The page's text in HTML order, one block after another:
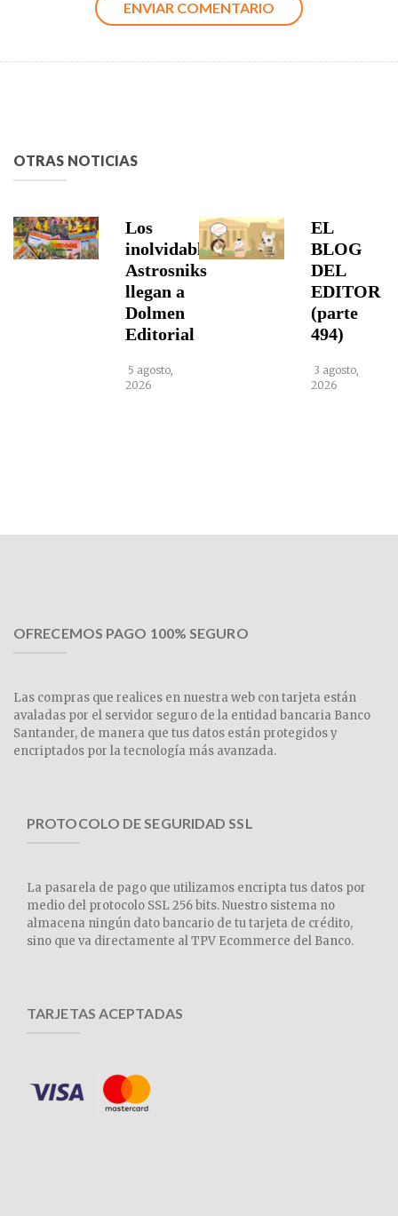
OTRAS NOTICIAS
Los
inolvidables
Astrosniks
llegan a
Dolmen
Editorial
5 agosto,
2026
EL
BLOG
DEL
EDITOR
(parte
494)
3 agosto,
2026
OFRECEMOS PAGO 100% SEGURO
Las compras que realices en nuestra web con tarjeta están
avaladas por el servidor seguro de la entidad bancaria Banco
Santander, de manera que tus datos están protegidos y
encriptados por la tecnología más avanzada.
PROTOCOLO DE SEGURIDAD SSL
La pasarela de pago que utilizamos encripta tus datos por
medio del protocolo SSL 256 bits. Nuestro sistema no
almacena ningún dato bancario de tu tarjeta de crédito,
sino que va directamente al TPV Ecommerce del Banco.
TARJETAS ACEPTADAS